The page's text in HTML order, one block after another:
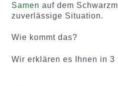
Samen auf dem
zuverlässige Situation.
Wie kommt das?
Wir erklären es Ihnen in 3